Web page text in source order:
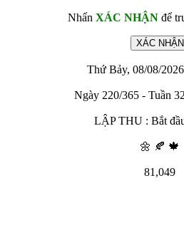
Nhấn XÁC NHẬNđể
Thứ Bảy, 08/08/
Ngày 220/365 - Tuần
LẬP THU : Bắt
🌼 🍂 🍁
81,049